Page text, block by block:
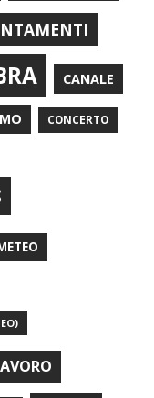
CANALE
CONCERTO